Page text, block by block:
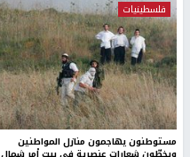
فلسطينيات
مستوطنون يهاجمون منازل المواطنين